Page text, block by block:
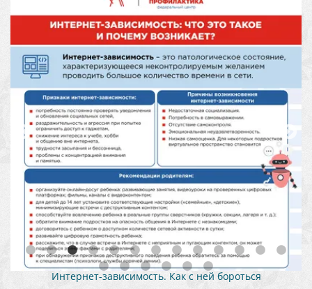
Как противостоять вовлечению в
деятельность 1